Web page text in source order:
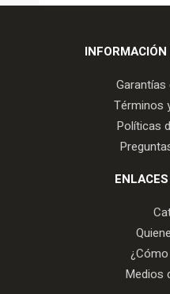
Términos
Políticas
Medios